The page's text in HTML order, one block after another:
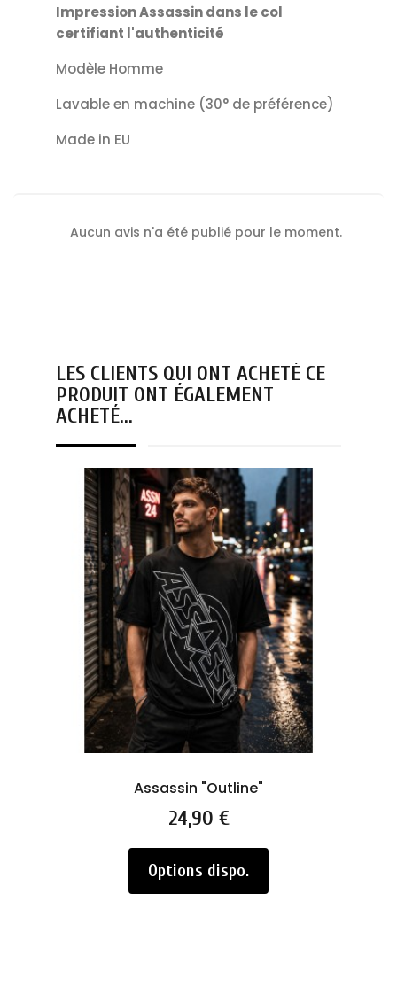
Impression Assassin dans le col
certifiant l'authenticité
Modèle Homme
Lavable en machine (30° de préférence)
Made in EU
Aucun avis n'a été publié pour le moment.
LES CLIENTS QUI ONT ACHETÉ CE
PRODUIT ONT ÉGALEMENT
ACHETÉ...
Assassin "Outline"
Prix
24,90 €
Options dispo.